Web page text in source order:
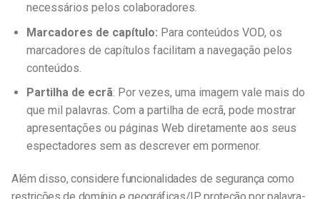
necessários pelos colaboradores.
Marcadores de capítulo: Para conteúdos VOD, os
marcadores de capítulos facilitam a navegação pelos
conteúdos.
Partilha de ecrã: Por vezes, uma imagem vale mais do
que mil palavras. Com a partilha de ecrã, pode mostrar
apresentações ou páginas Web diretamente aos seus
espectadores sem as descrever em pormenor.
Além disso, considere funcionalidades de segurança como